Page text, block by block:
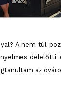
A nem túl
az